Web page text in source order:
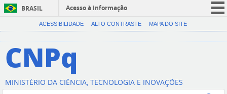
BRASIL
Acesso à informação
CORONAVÍRUS (COVID-19)
Canais
ACESSIBILIDADE ALTO CONTRASTE MAPA DO SITE
CNPq
MINISTÉRIO DA CIÊNCIA, TECNOLOGIA E INOVAÇÕES